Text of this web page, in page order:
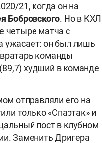
21, когда он на
Бобровского. Но в КХЛ
четыре матча с
ужасает: он был лишь
команды
худший в команде
отправляли его на
только «Спартак» и
пост в клубном
Заменить Дригера